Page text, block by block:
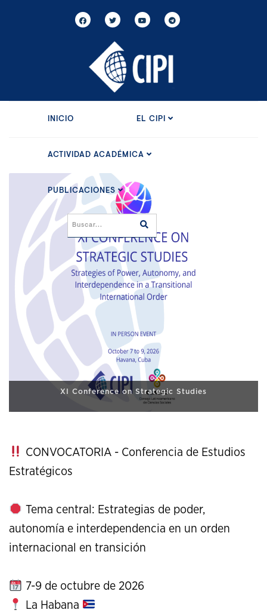
INICIO EL CIPI
ACTIVIDAD ACADÉMICA
PUBLICACIONES
XI Conference on Strategic Studies
CONVOCATORIA - Conferencia de Estudios
Estratégicos
Tema central: Estrategias de poder,
autonomía e interdependencia en un orden
internacional en transición
7-9 de octubre de 2026
La Habana